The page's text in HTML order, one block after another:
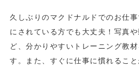
久しぶりのマクドナルドでのお仕
にされている方でも大丈夫！写真
ど、分かりやすいトレーニング教
す。また、すぐに仕事に慣れること